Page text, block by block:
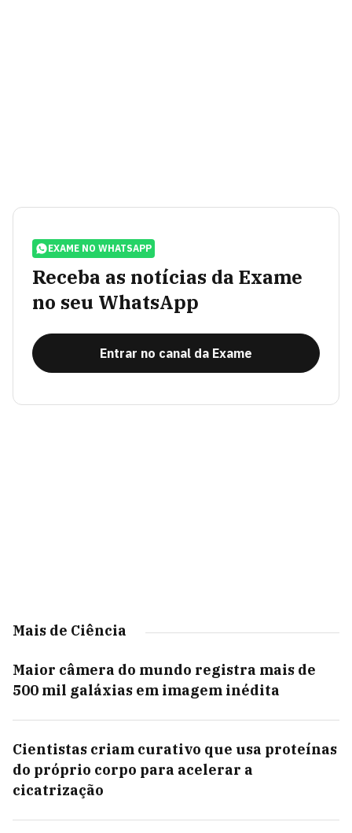
EXAME NO WHATSAPP
Receba as notícias da Exame
no seu WhatsApp
Entrar no canal da Exame
Mais de Ciência
Maior câmera do mundo registra mais de
500 mil galáxias em imagem inédita
Cientistas criam curativo que usa proteínas
do próprio corpo para acelerar a
cicatrização